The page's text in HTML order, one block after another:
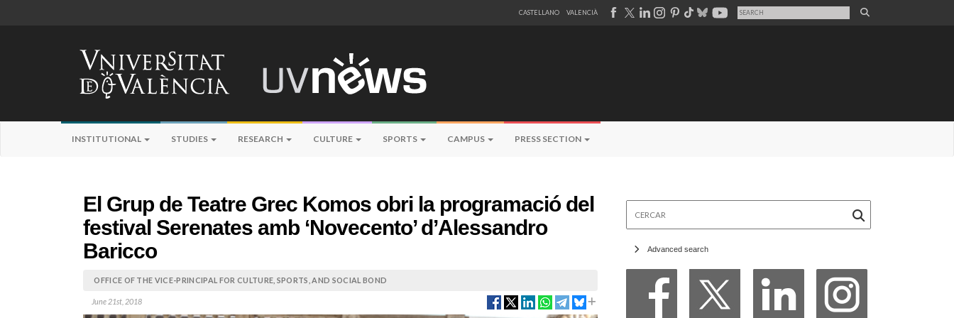
CASTELLANO VALENCIÀ
INSTITUTIONAL STUDIES RESEARCH CULTURE SPORTS CAMPUS PRESS SECTION
El Grup de Teatre Grec Komos obri la programació del
festival Serenates amb ‘Novecento’ d’Alessandro
Baricco
OFFICE OF THE VICE-PRINCIPAL FOR CULTURE, SPORTS, AND SOCIAL BOND
June 21st, 2018
Advanced search